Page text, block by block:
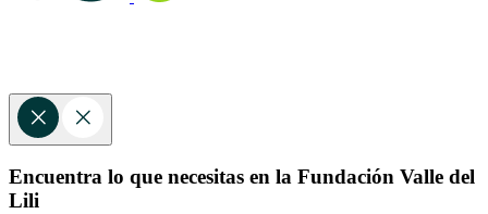
Encuentra lo que necesitas en la Fundación Valle del
Lili